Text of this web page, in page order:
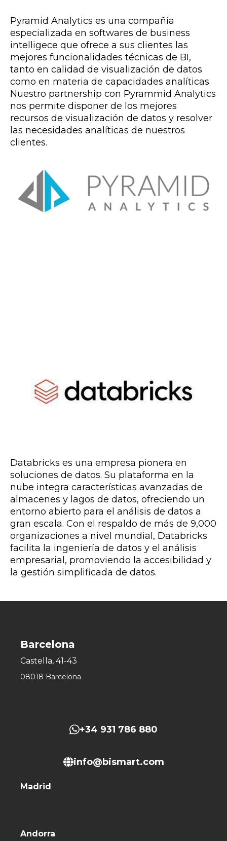
Pyramid Analytics es una compañía
especializada en softwares de business
intelligece que ofrece a sus clientes las
mejores funcionalidades técnicas de BI,
tanto en calidad de visualización de datos
como en materia de capacidades analíticas.
Nuestro partnership con Pyrammid Analytics
nos permite disponer de los mejores
recursos de visualización de datos y resolver
las necesidades analíticas de nuestros
clientes.
Databricks es una empresa pionera en
soluciones de datos. Su plataforma en la
nube integra características avanzadas de
almacenes y lagos de datos, ofreciendo un
entorno abierto para el análisis de datos a
gran escala. Con el respaldo de más de 9,000
organizaciones a nivel mundial, Databricks
facilita la ingeniería de datos y el análisis
empresarial, promoviendo la accesibilidad y
la gestión simplificada de datos.
Barcelona
Castella, 41-43
08018 Barcelona
+34 931 786 880
info@bismart.com
Madrid
Andorra